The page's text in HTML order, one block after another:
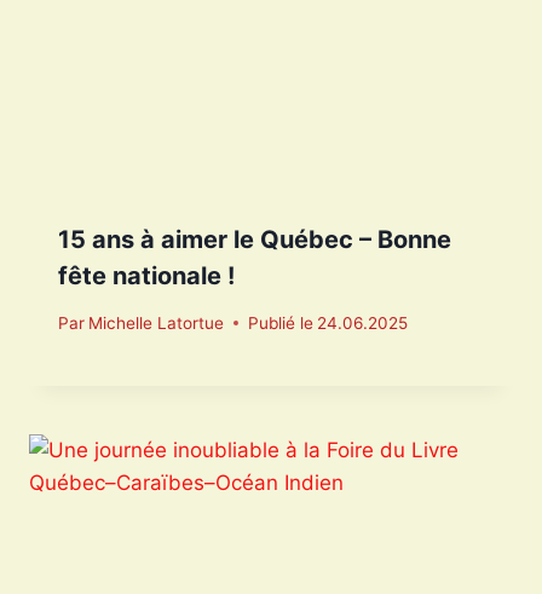
15 ans à aimer le Québec – Bonne
fête nationale !
Par Michelle Latortue Publié le 24.06.2025